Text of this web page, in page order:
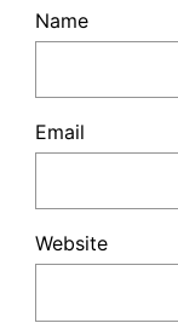
Name
Email
Website